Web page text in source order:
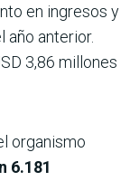
en ingresos y
anterior.
3,86 millones
organismo
6.181